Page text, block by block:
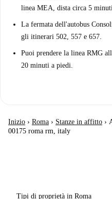
linea MEA, dista circa 5
La fermata dell'autobus
gli itinerari 502, 557 e 657.
Puoi prendere la linea RMG
20 minuti a piedi.
Inizio › Roma › Stanze in affitto ›
00175 roma rm, italy
Tipi di proprietà in Roma